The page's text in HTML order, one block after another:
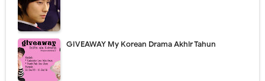
GIVEAWAY My Korean Drama Akhir Tahun